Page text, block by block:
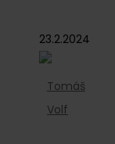
23.2.2024
Tomáš
Volf